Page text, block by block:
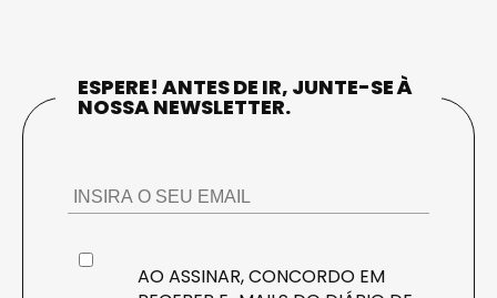
ESPERE! ANTES DE IR, JUNTE-SE À
NOSSA NEWSLETTER.
AO ASSINAR, CONCORDO EM